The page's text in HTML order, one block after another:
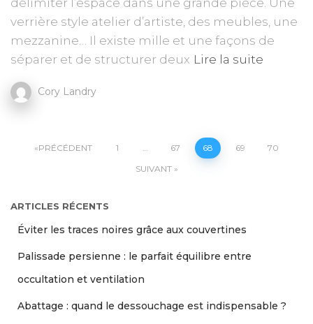
verrière style atelier d’artiste, des meubles, une
mezzanine… Il existe mille et une façons de
séparer et de structurer deux Lire la suite
Cory Landry
Pagination
publications
PRÉCÉDENT 1 67 68 69
70
SUIVANT
ARTICLES RÉCENTS
Éviter les traces noires grâce aux couvertines
Palissade persienne : le parfait équilibre entre
occultation et ventilation
Abattage : quand le dessouchage est indispensable ?